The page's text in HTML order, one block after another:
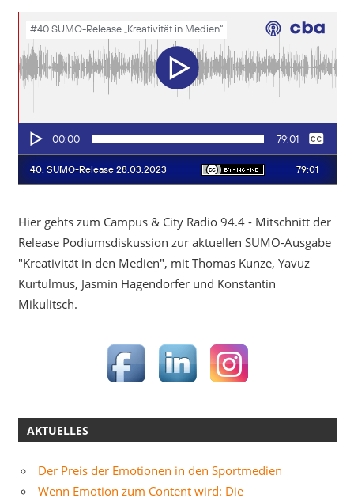
Hier gehts zum Campus & City Radio 94.4 - Mitschnitt der
Release Podiumsdiskussion zur aktuellen SUMO-Ausgabe
"Kreativität in den Medien", mit Thomas Kunze, Yavuz
Kurtulmus, Jasmin Hagendorfer und Konstantin
Mikulitsch.
AKTUELLES
Der Preis der Emotionen in den Sportmedien
Wenn Emotion zum Content wird: Die